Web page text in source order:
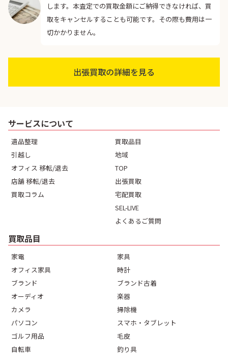
します。本査定での買取金額にご納得できなければ、買
取をキャンセルすることも可能です。その際も費用は一
切かかりません。
出張買取の詳細を見る
サービスについて
遺品整理
引越し
オフィス 移転/退去
店舗 移転/退去
買取コラム
買取品目
地域
TOP
出張買取
宅配買取
SEL-LIVE
よくあるご質問
買取品目
家電
家具
オフィス家具
時計
ブランド
ブランド古着
オーディオ
楽器
カメラ
掃除機
パソコン
スマホ・タブレット
ゴルフ用品
毛皮
自転車
釣り具